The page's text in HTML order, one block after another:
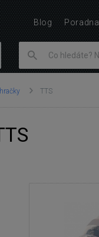
TTS
Blog Poradna